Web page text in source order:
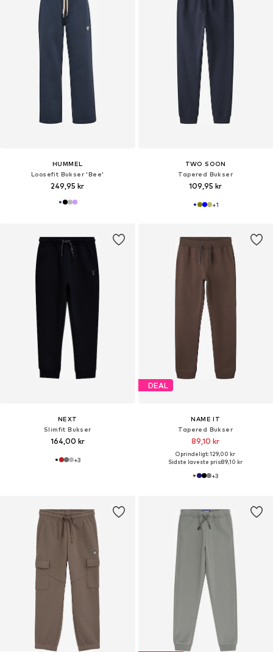
HUMMEL
Loosefit Bukser 'Bee'
249,95 kr
TWO SOON
Tapered Bukser
109,95 kr
+1
NEXT
Slimfit Bukser
164,00 kr
+3
DEAL
NAME IT
Tapered Bukser
89,10 kr
Oprindeligt: 129,00 kr
Sidste laveste pris:89,10 kr
+3